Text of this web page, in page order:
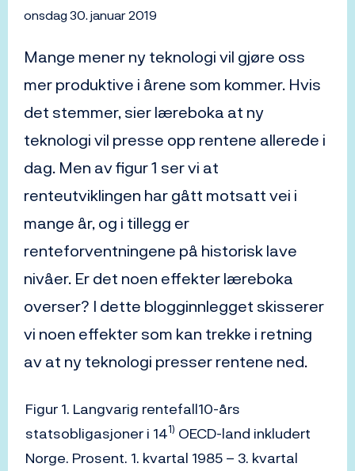
onsdag 30. januar 2019
Mange mener ny teknologi vil gjøre oss
mer produktive i årene som kommer. Hvis
det stemmer, sier læreboka at ny
teknologi vil presse opp rentene allerede i
dag. Men av figur 1 ser vi at
renteutviklingen har gått motsatt vei i
mange år, og i tillegg er
renteforventningene på historisk lave
nivåer. Er det noen effekter læreboka
overser? I dette blogginnlegget skisserer
vi noen effekter som kan trekke i retning
av at ny teknologi presser rentene ned.
Figur 1. Langvarig rentefall10-års
statsobligasjoner i 141) OECD-land inkludert
Norge. Prosent. 1. kvartal 1985 – 3. kvartal